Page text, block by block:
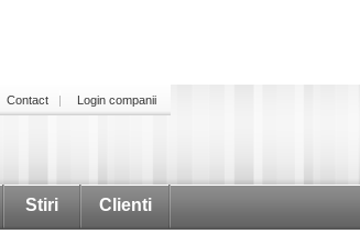
Contact Login companii
Stiri Clienti